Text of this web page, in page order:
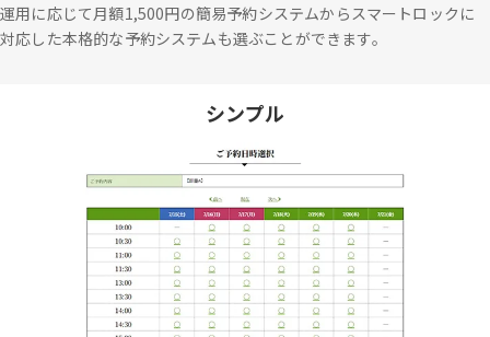
運用に応じて月額1,500円の簡易予約システムからスマートロックに
対応した本格的な予約システムも選ぶことができます。
シンプル